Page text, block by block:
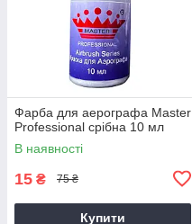
Фарба для аерографа Master
Professional срібна 10 мл
В наявності
15 ₴ 75 ₴
Купити